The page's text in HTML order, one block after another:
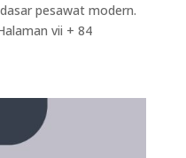
pesawat modern.
vii + 84